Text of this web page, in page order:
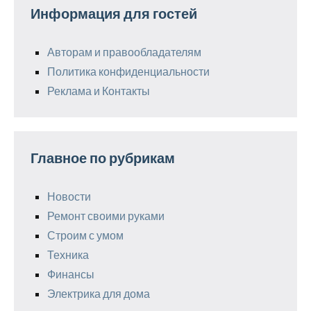
Информация для гостей
Авторам и правообладателям
Политика конфиденциальности
Реклама и Контакты
Главное по рубрикам
Новости
Ремонт своими руками
Строим с умом
Техника
Финансы
Электрика для дома